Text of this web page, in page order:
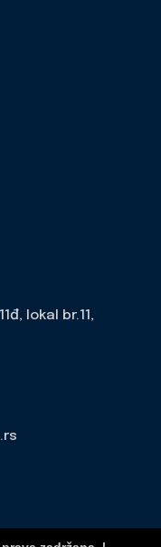
lokal br.11,